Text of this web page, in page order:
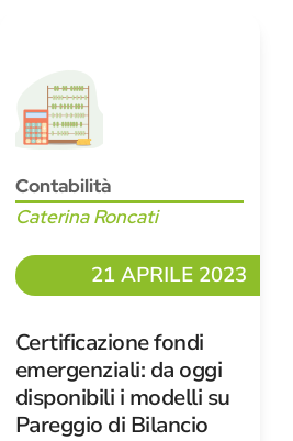
Contabilità
Caterina Roncati
21 APRILE 2023
Certificazione fondi
emergenziali: da oggi
disponibili i modelli su
Pareggio di Bilancio